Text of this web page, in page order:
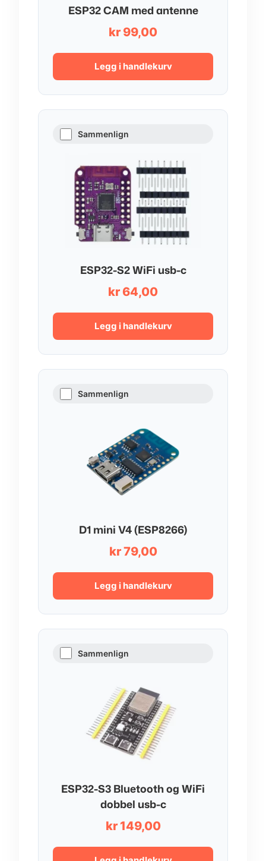
ESP32 CAM med antenne
kr 99,00
Legg i handlekurv
Sammenlign
ESP32-S2 WiFi usb-c
kr 64,00
Legg i handlekurv
Sammenlign
D1 mini V4 (ESP8266)
kr79,00
Legg i handlekurv
Sammenlign
ESP32-S3 Bluetooth og WiFi
dobbel usb-c
kr149,00